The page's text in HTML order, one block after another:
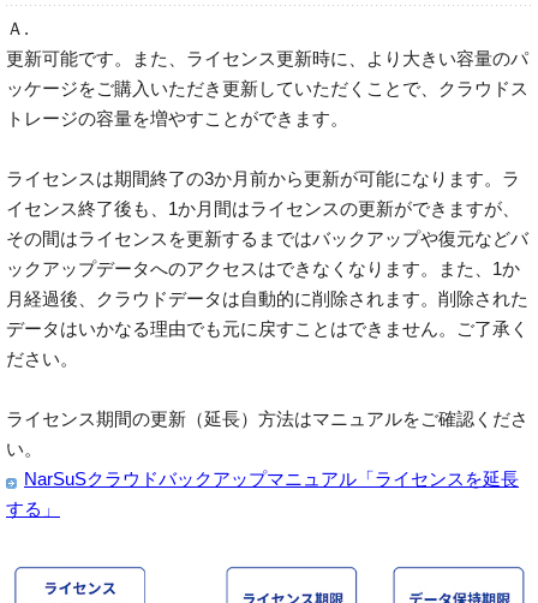
Ａ.
更新可能です。また、ライセンス更新時に、より大きい容量のパ
ッケージをご購入いただき更新していただくことで、クラウドス
トレージの容量を増やすことができます。
ライセンスは期間終了の3か月前から更新が可能になります。ラ
イセンス終了後も、1か月間はライセンスの更新ができますが、
その間はライセンスを更新するまではバックアップや復元などバ
ックアップデータへのアクセスはできなくなります。また、1か
月経過後、クラウドデータは自動的に削除されます。削除された
データはいかなる理由でも元に戻すことはできません。ご了承く
ださい。
ライセンス期間の更新（延長）方法はマニュアルをご確認くださ
い。
NarSuSクラウドバックアップマニュアル「ライセンスを延長
する」